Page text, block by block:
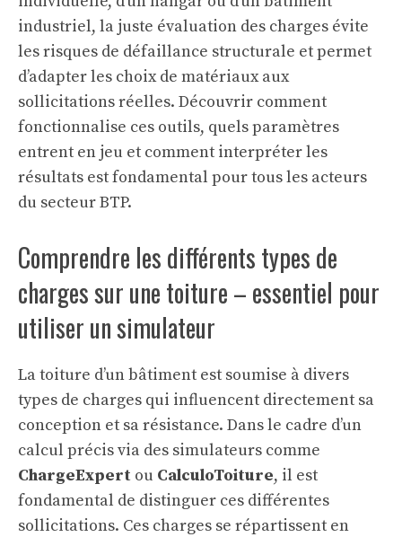
industriel, la juste évaluation des charges évite
les risques de défaillance structurale et permet
d’adapter les choix de matériaux aux
sollicitations réelles. Découvrir comment
fonctionnalise ces outils, quels paramètres
entrent en jeu et comment interpréter les
résultats est fondamental pour tous les acteurs
du secteur BTP.
Comprendre les différents types de
charges sur une toiture – essentiel pour
utiliser un simulateur
La toiture d’un bâtiment est soumise à divers
types de charges qui influencent directement sa
conception et sa résistance. Dans le cadre d’un
calcul précis via des simulateurs comme
ChargeExpert ou CalculoToiture, il est
fondamental de distinguer ces différentes
sollicitations. Ces charges se répartissent en